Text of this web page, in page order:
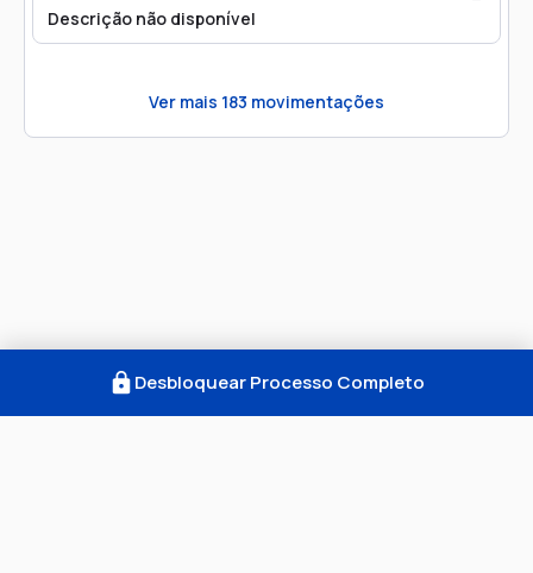
Descrição não disponível
Ver mais 183 movimentações
Desbloquear Processo Completo